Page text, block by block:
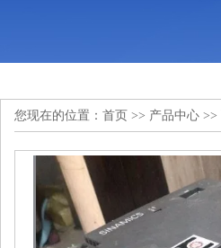
您现在的位置： 首页 >> 产品中心 >>